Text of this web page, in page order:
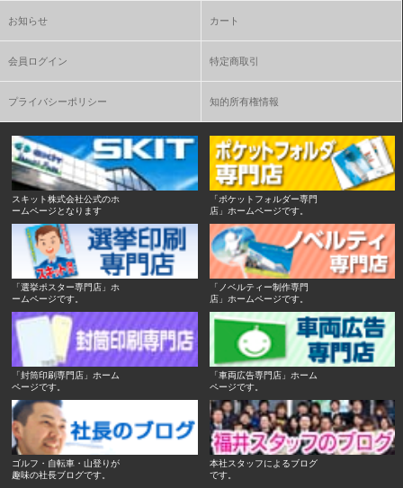
お知らせ カート
会員ログイン 特定商取引
プライバシーポリシー 知的所有権情報
スキット株式会社公式のホ
ームページとなります
「ポケットフォルダー専門
店」ホームページです。
「選挙ポスター専門店」ホ
ームページです。
「ノベルティー制作専門
店」ホームページです。
「封筒印刷専門店」ホーム
ページです。
「車両広告専門店」ホーム
ページです。
ゴルフ・自転車・山登りが
趣味の社長ブログです。
本社スタッフによるブログ
です。